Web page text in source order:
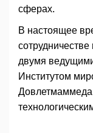
сферах.
В настоящее
двумя
Институтом